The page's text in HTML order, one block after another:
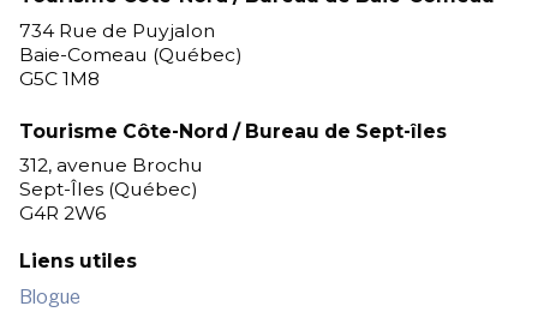
734 Rue de Puyjalon
Baie-Comeau (Québec)
G5C 1M8
Tourisme Côte-Nord / Bureau de Sept-îles
312, avenue Brochu
Sept-Îles (Québec)
G4R 2W6
Liens utiles
Blogue